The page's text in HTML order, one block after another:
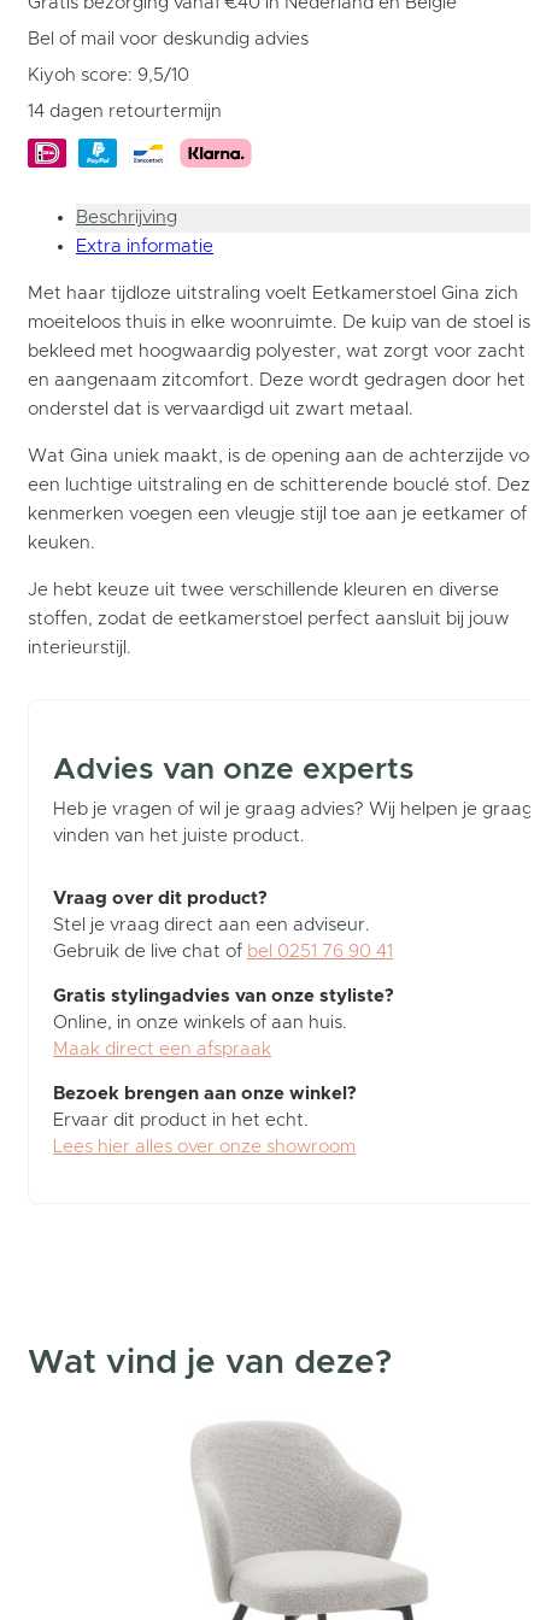
aantal
Bel of mail voor deskundig advies
Kiyoh score: 9,5/10
14 dagen retourtermijn
Beschrijving
Extra informatie
Met haar tijdloze uitstraling voelt Eetkamerstoel Gina zich
moeiteloos thuis in elke woonruimte. De kuip van de stoel is
bekleed met hoogwaardig polyester, wat zorgt voor zacht
en aangenaam zitcomfort. Deze wordt gedragen door het
onderstel dat is vervaardigd uit zwart metaal.
Wat Gina uniek maakt, is de opening aan de achterzijde
een luchtige uitstraling en de schitterende bouclé stof. Deze
kenmerken voegen een vleugje stijl toe aan je eetkamer of
keuken.
Je hebt keuze uit twee verschillende kleuren en diverse
stoffen, zodat de eetkamerstoel perfect aansluit bij jouw
interieurstijl.
Advies van onze experts
Heb je vragen of wil je graag advies? Wij helpen je graag
vinden van het juiste product.
Vraag over dit product?
Stel je vraag direct aan een adviseur.
Gebruik de live chat of bel 0251 76 90 41
Gratis stylingadvies van onze styliste?
Online, in onze winkels of aan huis.
Maak direct een afspraak
Bezoek brengen aan onze winkel?
Ervaar dit product in het echt.
Lees hier alles over onze showroom
Wat vind je van deze?